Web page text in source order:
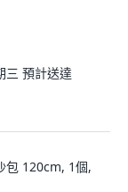
三 預計送達
包 120cm, 1個,